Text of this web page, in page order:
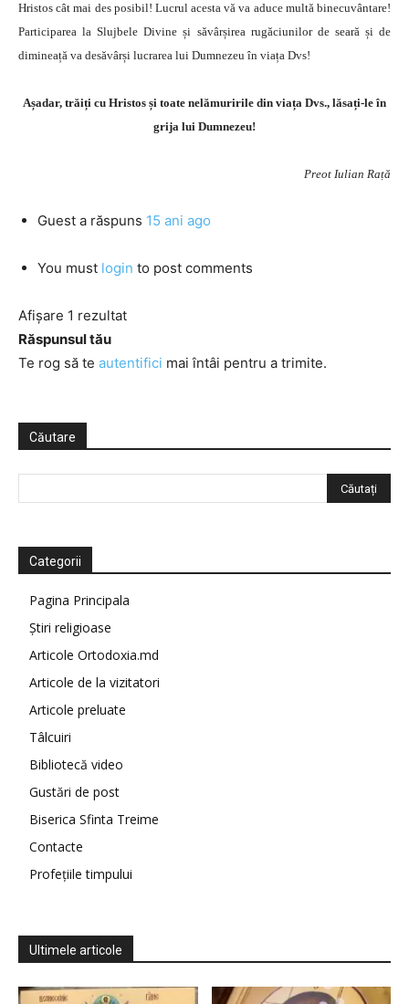
Hristos cât mai des posibil! Lucrul acesta vă va aduce multă binecuvântare!
Participarea la Slujbele Divine și săvârșirea rugăciunilor de seară și de
dimineață va desăvârși lucrarea lui Dumnezeu în viața Dvs!
Așadar, trăiți cu Hristos și toate nelămuririle din viața Dvs., lăsați-le în
grija lui Dumnezeu!
Preot Iulian Rață
Guest a răspuns 15 ani ago
You must login to post comments
Afișare 1 rezultat
Răspunsul tău
Te rog să te autentifici mai întâi pentru a trimite.
Căutare
Categorii
Pagina Principala
Știri religioase
Articole Ortodoxia.md
Articole de la vizitatori
Articole preluate
Tâlcuiri
Bibliotecă video
Gustări de post
Biserica Sfinta Treime
Contacte
Profețiile timpului
Ultimele articole